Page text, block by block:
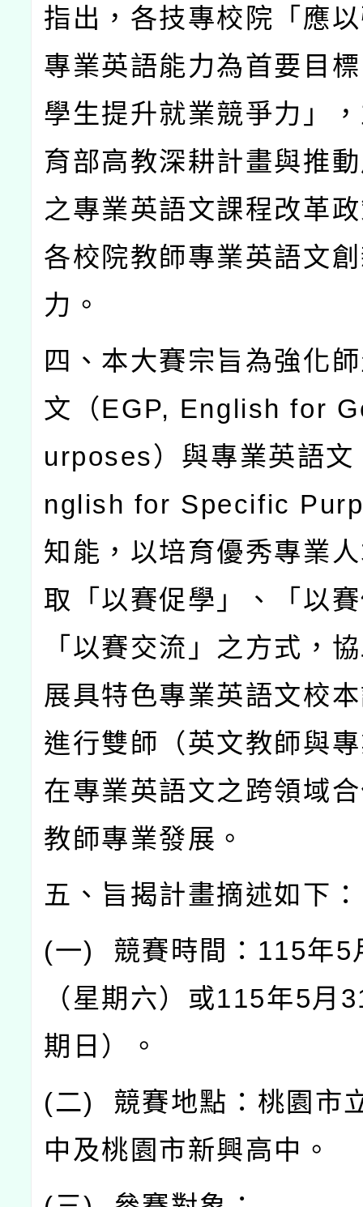
指出，各技專校院「應
專業英語能力為首要目
學生提升就業競爭力」
育部高教深耕計畫與推
之專業英語文課程改革
各校院教師專業英語文
力。
四、本大賽宗旨為強化
文（EGP, English for
urposes）與專業英語文
nglish for Specific
知能，以培育優秀專業
取「以賽促學」、「以
「以賽交流」之方式，
展具特色專業英語文校
進行雙師（英文教師與
在專業英語文之跨領域
教師專業發展。
五、旨揭計畫摘述如下：
(一) 競賽時間： 115年5
（星期六）或115年5月
期日）。
(二) 競賽地點：桃園市
中及桃園市新興高中。